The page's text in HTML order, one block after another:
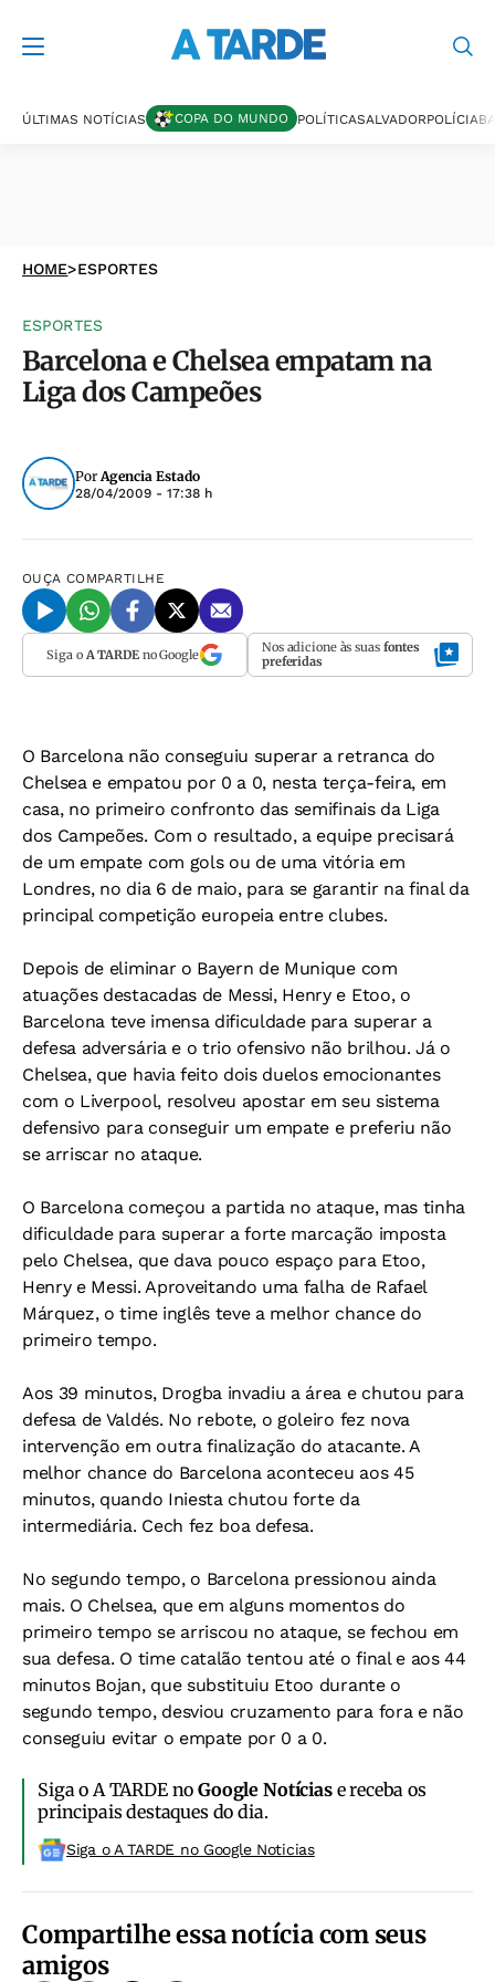
ÚLTIMAS NOTÍCIAS COPA DO MUNDO POLÍTICASALVADORPOLÍCIA
HOME>ESPORTES
ESPORTES
Barcelona e Chelsea empatam na
Liga dos Campeões
PorAgencia Estado
28/04/2009 - 17:38 h
OUÇA COMPARTILHE
Siga o A TARDEno Google Nos adicione às suas fontes
preferidas
O Barcelona não conseguiu superar a retranca do
Chelsea e empatou por 0 a 0, nesta terça-feira, em
casa, no primeiro confronto das semifinais da Liga
dos Campeões. Com o resultado, a equipe precisará
de um empate com gols ou de uma vitória em
Londres, no dia 6 de maio, para se garantir na final da
principal competição europeia entre clubes.
Depois de eliminar o Bayern de Munique com
atuações destacadas de Messi, Henry e Etoo, o
Barcelona teve imensa dificuldade para superar a
defesa adversária e o trio ofensivo não brilhou. Já o
Chelsea, que havia feito dois duelos emocionantes
com o Liverpool, resolveu apostar em seu sistema
defensivo para conseguir um empate e preferiu não
se arriscar no ataque.
O Barcelona começou a partida no ataque, mas tinha
dificuldade para superar a forte marcação imposta
pelo Chelsea, que dava pouco espaço para Etoo,
Henry e Messi. Aproveitando uma falha de Rafael
Márquez, o time inglês teve a melhor chance do
primeiro tempo.
Aos 39 minutos, Drogba invadiu a área e chutou para
defesa de Valdés. No rebote, o goleiro fez nova
intervenção em outra finalização do atacante. A
melhor chance do Barcelona aconteceu aos 45
minutos, quando Iniesta chutou forte da
intermediária. Cech fez boa defesa.
No segundo tempo, o Barcelona pressionou ainda
mais. O Chelsea, que em alguns momentos do
primeiro tempo se arriscou no ataque, se fechou em
sua defesa. O time catalão tentou até o final e aos 44
minutos Bojan, que substituiu Etoo durante o
segundo tempo, desviou cruzamento para fora e não
conseguiu evitar o empate por 0 a 0.
Siga o A TARDE noGoogle Notíciase receba os
principais destaques do dia.
Siga o A TARDE no Google Noticias
Compartilhe essa notícia com seus
amigos